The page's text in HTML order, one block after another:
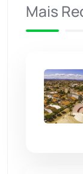
Candiba
Cândido
Mais